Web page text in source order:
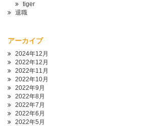
tiger
退職
アーカイブ
2024年12月
2022年12月
2022年11月
2022年10月
2022年9月
2022年8月
2022年7月
2022年6月
2022年5月